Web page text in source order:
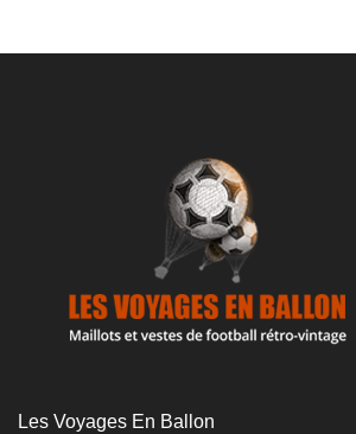
était :est :
Les Voyages En Ballon